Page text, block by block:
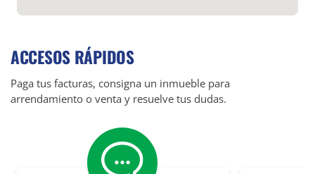
ACCESOS RÁPIDOS
Paga tus facturas, consigna un inmueble para
arrendamiento o venta y resuelve tus dudas.